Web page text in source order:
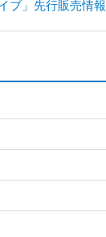
ブ」先行販売情報